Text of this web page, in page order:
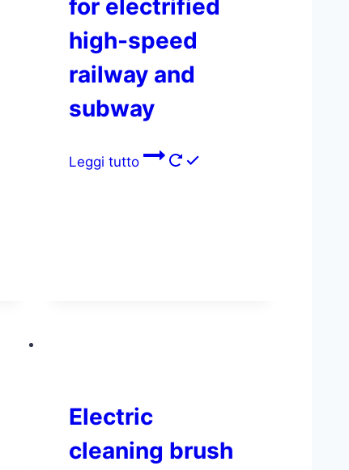
for electrified
high-speed
railway and
subway
Leggi tutto
Electric
cleaning brush